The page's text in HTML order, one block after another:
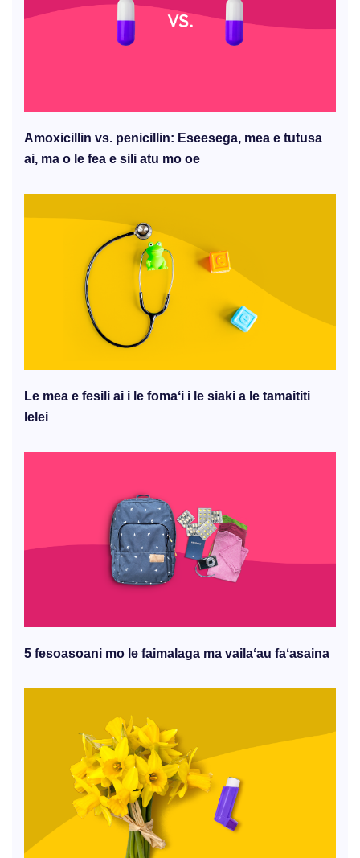
Amoxicillin vs. penicillin: Eseesega, mea e tutusa
ai, ma o le fea e sili atu mo oe
Le mea e fesili ai i le fomaʻi i le siaki a le tamaititi
lelei
5 fesoasoani mo le faimalaga ma vailaʻau faʻasaina